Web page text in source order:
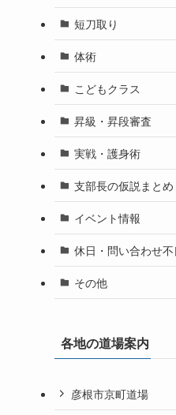
短刀取り
体術
こどもクラス
昇級・昇段審査
実戦・護身術
支部長の仮説まとめ
イベント情報
休日・問い合わせ
その他
各地の道場案内
彦根市京町道場